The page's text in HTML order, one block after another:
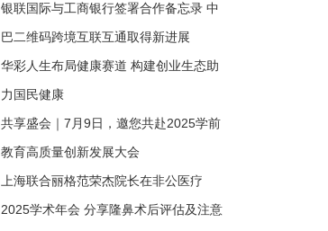
银联国际与工商银行签署合作备忘录 中
巴二维码跨境互联互通取得新进展
华彩人生布局健康赛道 构建创业生态助
力国民健康
共享盛会｜7月9日，邀您共赴2025学前
教育高质量创新发展大会
上海联合丽格范荣杰院长在非公医疗
2025学术年会 分享隆鼻术后评估及注意